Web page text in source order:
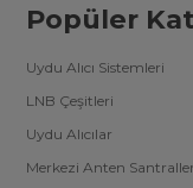
Popüler
Uydu Alıcı Sistemleri
LNB Çeşitleri
Uydu Alıcılar
Merkezi Anten